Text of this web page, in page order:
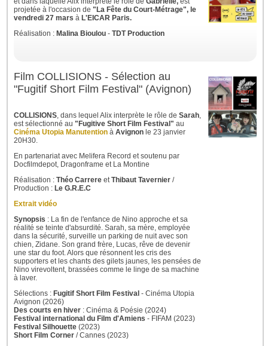
projetée à l'occasion de "La Fête du Court-Métrage", le
vendredi 27 marsà L'EICAR Paris.
Réalisation : Malina Bioulou- TDT Production
Film COLLISIONS - Sélection au
"Fugitif Short Film Festival" (Avignon)
COLLISIONS, dans lequel Alix interprète le rôle de Sarah,
est sélectionné au"Fugitive Short Film Festival" au
Cinéma Utopia Manutention àAvignon le 23 janvier
20H30.
En partenariat avec Melifera Record et soutenu par
Docfilmdepot, Dragonframe et La Montine
Réalisation :Théo Carrere etThibaut Tavernier /
Production : Le G.R.E.C
Extrait vidéo
Synopsis : La fin de l'enfance de Nino approche et sa
réalité se teinte d'absurdité. Sarah, sa mère, employée
dans la sécurité, surveille un parking de nuit avec son
chien, Zidane. Son grand frère, Lucas, rêve de devenir
une star du foot. Alors que résonnent les cris des
supporters et les chants des gilets jaunes, les pensées de
Nino virevoltent, brassées comme le linge de sa machine
à laver.
Sélections : Fugitif Short Film Festival- Cinéma Utopia
Avignon (2026)
Des courts en hiver : Cinéma & Poésie (2024)
Festival international du Film d'Amiens - FIFAM (2023)
Festival Silhouette (2023)
Short Film Corner/ Cannes (2023)